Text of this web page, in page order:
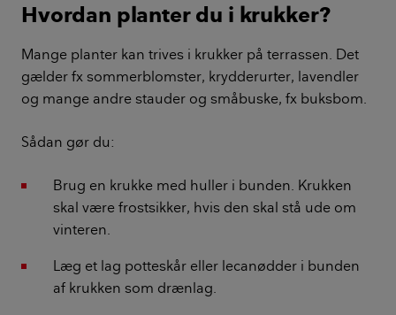
Hvordan planter du i krukker?
Mange planter kan trives i krukker på terrassen. Det
gælder fx sommerblomster, krydderurter, lavendler
og mange andre stauder og småbuske, fx buksbom.
Sådan gør du:
Brug en krukke med huller i bunden. Krukken
skal være frostsikker, hvis den skal stå ude om
vinteren.
Læg et lag potteskår eller lecanødder i bunden
af krukken som drænlag.